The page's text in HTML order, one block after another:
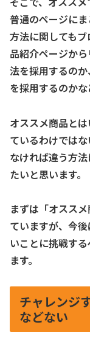
普通のページに
方法に関しても
品紹介ページか
法を採用するの
を採用するのかな
オススメ商品と
ているわけでは
なければ違う方
たいと思います。
まずは「オスス
ていますが、今
いことに挑戦す
ます。
チャレンジ
などない